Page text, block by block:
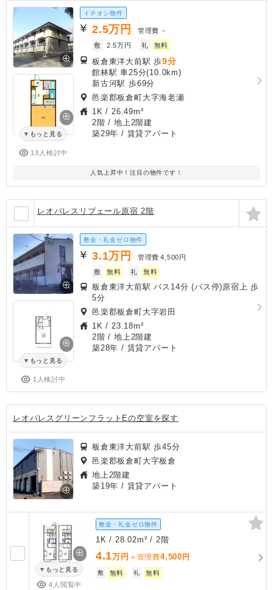
もっと見る
13人検討中
イチオシ物件
2.5万円 管理費 －
敷
2.5万円 礼 無料
板倉東洋大前駅 歩9分
館林駅 車25分(10.0km)
新古河駅 歩69分
邑楽郡板倉町大字海老瀬
1K / 26.49m²
2階 / 地上2階建
築29年 / 賃貸アパート
人気上昇中！注目の物件です！
レオパレスリブェール原宿 2階
もっと見る
1人検討中
敷金・礼金ゼロ物件
3.1万円 管理費 4,500円
敷
無料 礼 無料
板倉東洋大前駅 バス14分 (バス停)原宿上 歩
5分
邑楽郡板倉町大字岩田
1K / 23.18m²
2階 / 地上2階建
築28年 / 賃貸アパート
レオパレスグリーンフラットEの空室を探す
板倉東洋大前駅 歩45分
邑楽郡板倉町大字板倉
地上2階建
築19年 / 賃貸アパート
もっと見る
4人閲覧中
敷金・礼金ゼロ物件
1K / 28.02m² / 2階
4.1万円 ＋管理費4,500 円
敷 無料 礼 無料